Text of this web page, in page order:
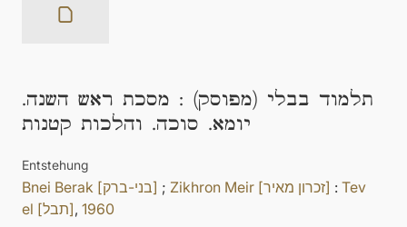
תלמוד בבלי (מפוסק) : מסכת ראש השנה.
יומא. סוכה. והלכות קטנות
Entstehung
Bnei Berak [בני-ברק] ; Zikhron Meir [זכרון מאיר] : Tev
el [תבל], 1960